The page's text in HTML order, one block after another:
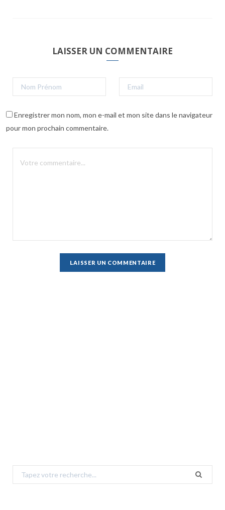
LAISSER UN COMMENTAIRE
Enregistrer mon nom, mon e-mail et mon site dans le navigateur
pour mon prochain commentaire.
Search
for: